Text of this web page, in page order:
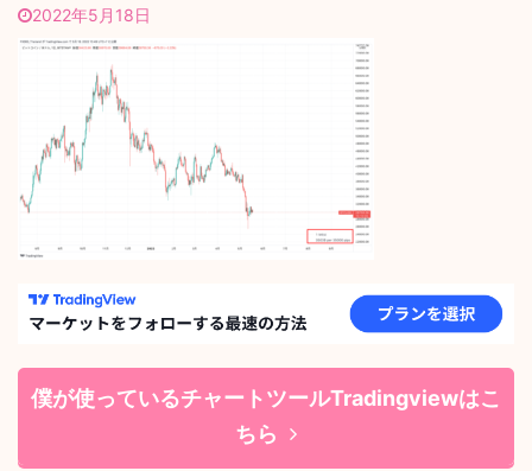
2022年5月18日
僕が使っているチャートツールTradingviewはこ
ちら